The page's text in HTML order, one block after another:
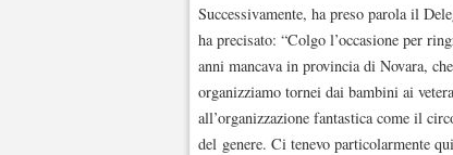
Successivamente, ha preso parola il
ha precisato: “Colgo l’occasione per
anni mancava in provincia di Novara,
organizziamo tornei dai bambini ai
all’organizzazione fantastica come il
del genere. Ci tenevo particolarmente